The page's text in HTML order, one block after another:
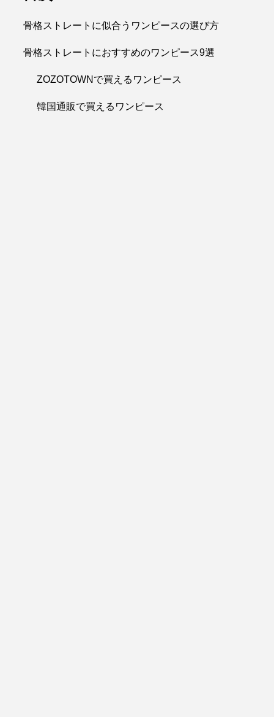
骨格ストレートに似合うワンピースの選び方
骨格ストレートにおすすめのワンピース9選
ZOZOTOWNで買えるワンピース
韓国通販で買えるワンピース